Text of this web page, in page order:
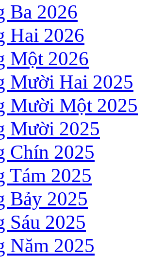
Ba 2026
Hai 2026
Một 2026
Mười Hai 2025
Mười Một 2025
Mười 2025
Chín 2025
Tám 2025
Bảy 2025
Sáu 2025
Năm 2025